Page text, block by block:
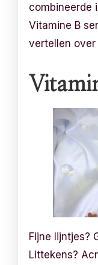
combineerde
Vitamine B
vertellen over
Fijne lijntjes?
Littekens?